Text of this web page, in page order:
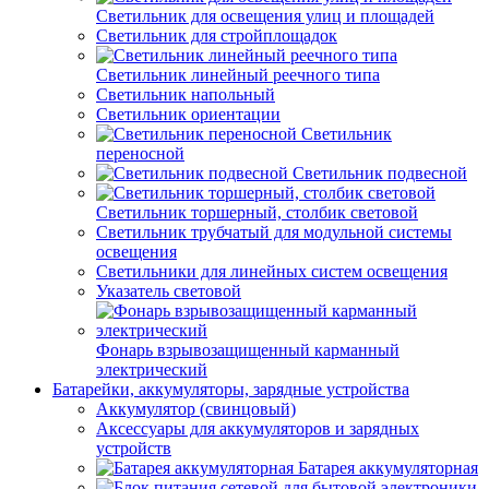
Светильник для освещения улиц и площадей
Светильник для стройплощадок
Светильник линейный реечного типа
Светильник напольный
Светильник ориентации
Светильник
переносной
Светильник подвесной
Светильник торшерный, столбик световой
Светильник трубчатый для модульной системы
освещения
Светильники для линейных систем освещения
Указатель световой
Фонарь взрывозащищенный карманный
электрический
Батарейки, аккумуляторы, зарядные устройства
Аккумулятор (свинцовый)
Аксессуары для аккумуляторов и зарядных
устройств
Батарея аккумуляторная